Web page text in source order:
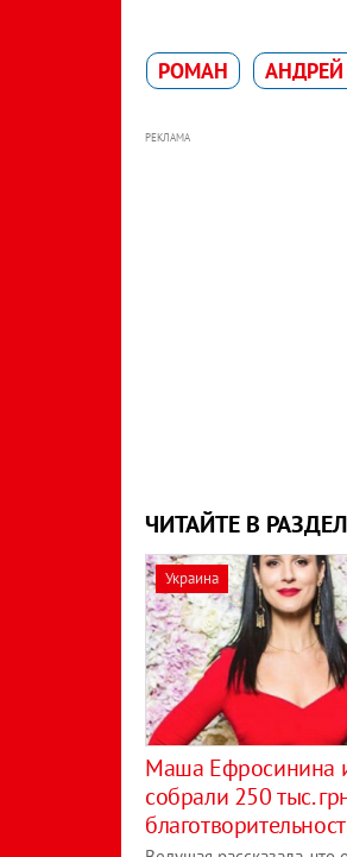
РОМАН
РЕКЛАМА
ЧИТАЙТЕ В
Украина
Маша Ефросинина
собрали 250 тыс.